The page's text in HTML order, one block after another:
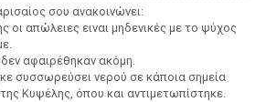
σου ανακοινώνει:
οι απώλειες ειναι μηδενικές με το ψύχος
αφαιρέθηκαν ακόμη.
συσσωρεύσει νερού σε κάποια σημεία
Κυψέλης, όπου και αντιμετωπίστηκε.